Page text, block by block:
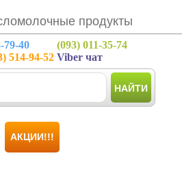
продукты
79-40 (093) 011-35-74
514-94-52Viber чат
НАЙТИ
АКЦИИ!!!